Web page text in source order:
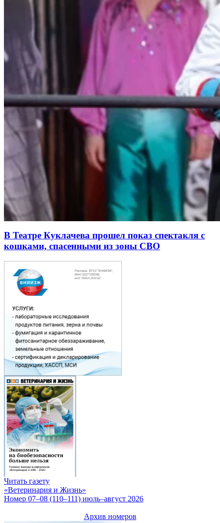
В Театре Куклачева прошел показ спектакля с
кошками, спасенными из зоны СВО
Читать газету
«Ветеринария и Жизнь»
Номер 07–08 (110–111) июль–август 2026
Архив номеров